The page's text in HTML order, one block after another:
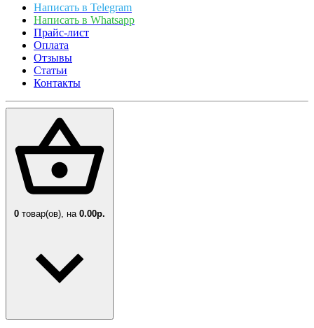
Написать в Telegram
Написать в Whatsapp
Прайс-лист
Оплата
Отзывы
Статьи
Контакты
0 товар(ов), на 0.00р.